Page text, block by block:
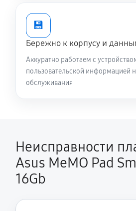
💾
Бережно к корпусу и
Аккуратно работаем с
пользовательской информацией
обслуживания
Неисправности
Asus MeMO Pad
16Gb